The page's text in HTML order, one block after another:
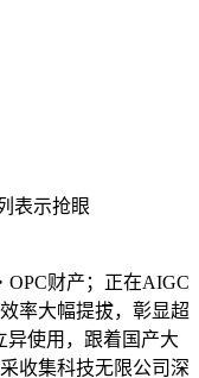
表示抢眼
财产；正在AIGC
率大幅提拔，彰显超
异使用，跟着国产大
收集科技无限公司深